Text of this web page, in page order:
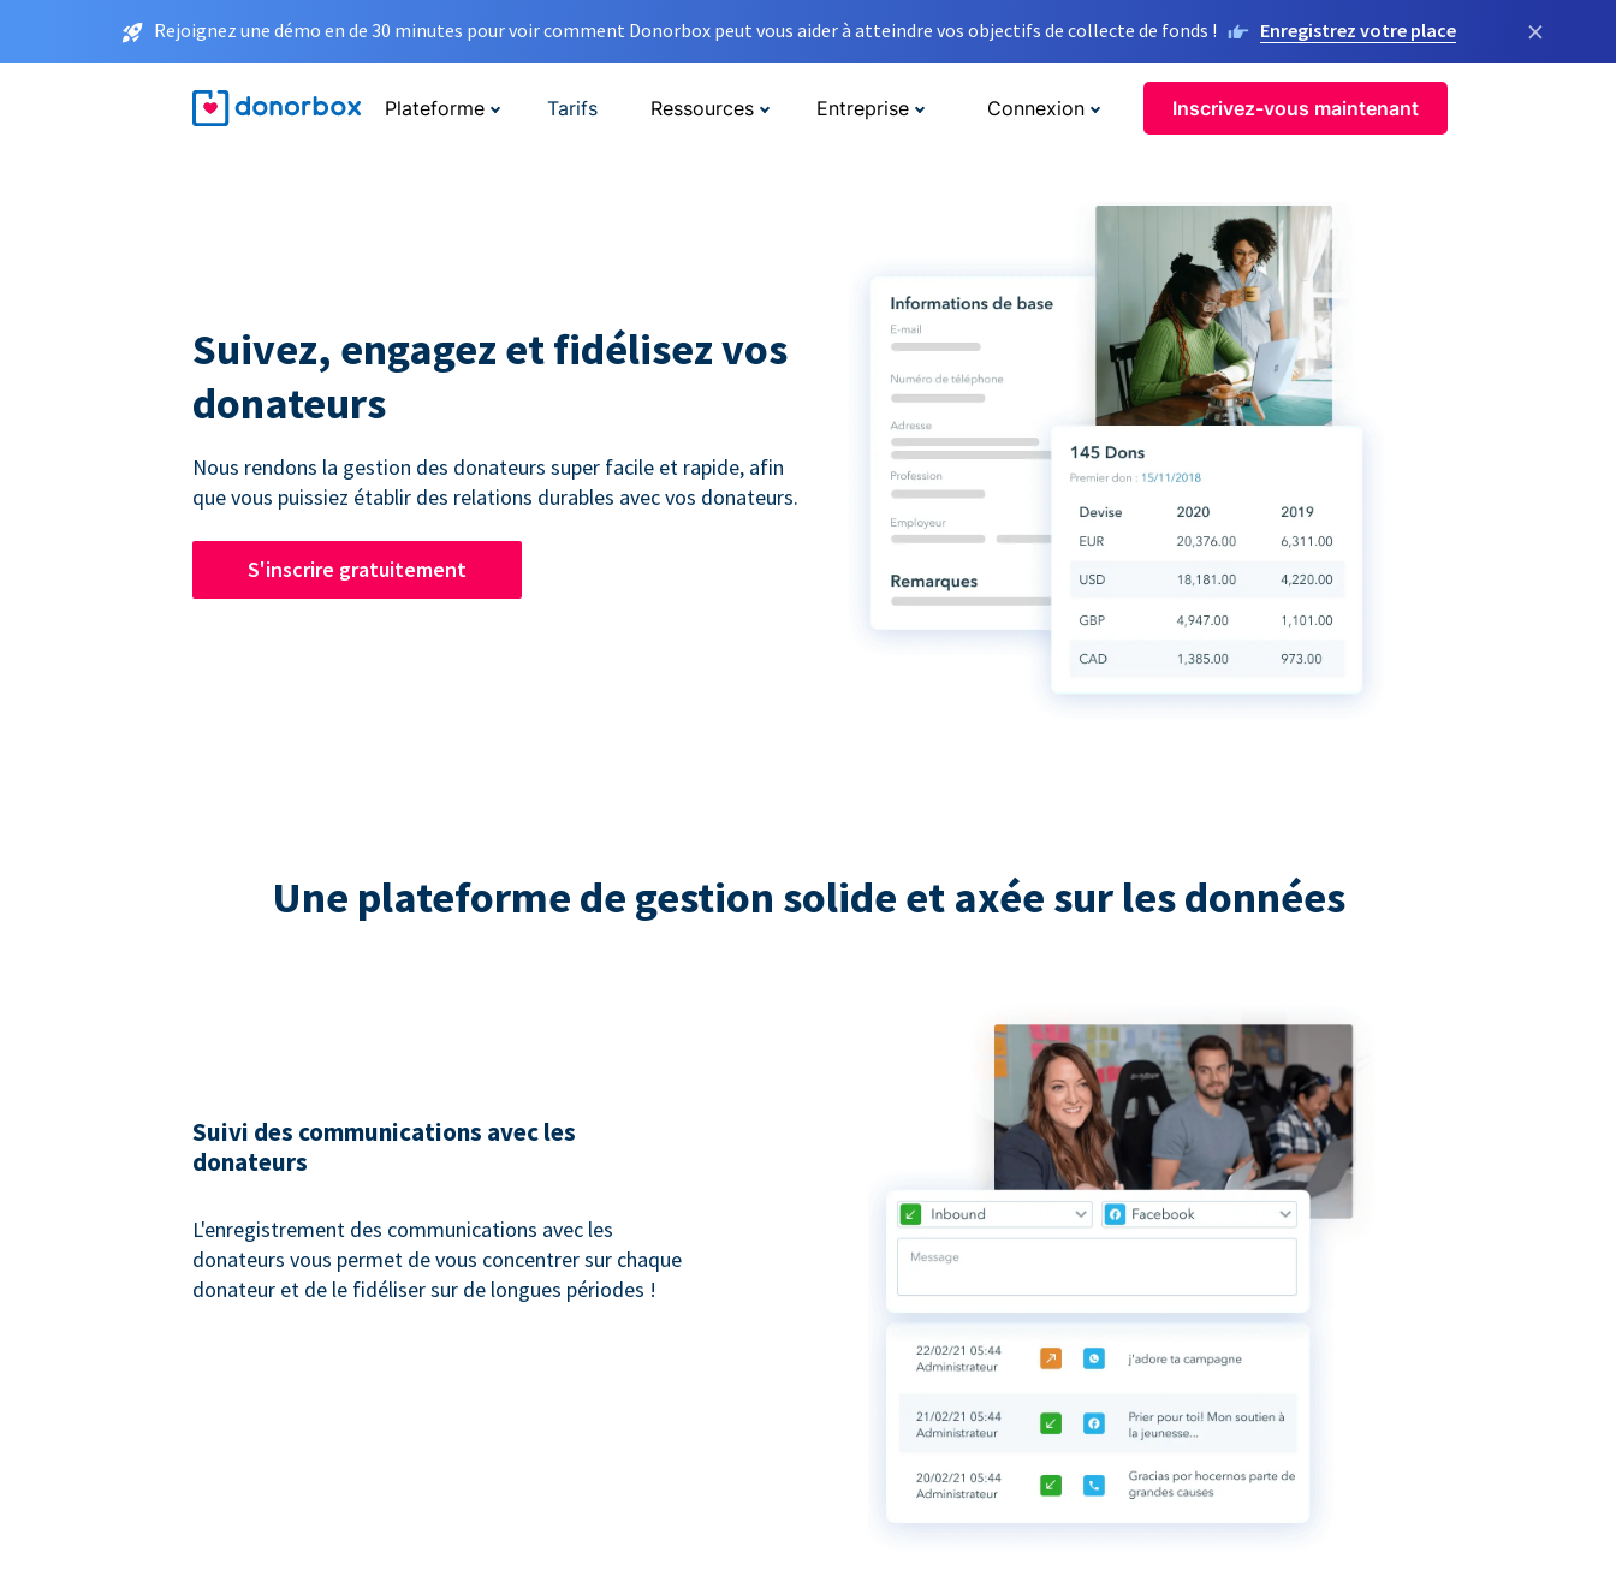
Rejoignez une démo en de 30 minutes pour voir comment Donorbox peut vous aider à atteindre vos objectifs de collecte de fonds ! Enregistrez votre place ×
Plateforme Tarifs Ressources Entreprise Connexion Inscrivez-vous maintenant
Suivez, engagez et fidélisez vos
donateurs
Nous rendons la gestion des donateurs super facile et rapide, afin
que vous puissiez établir des relations durables avec vos donateurs.
S'inscrire gratuitement
Une plateforme de gestion solide et axée sur les données
Suivi des communications avec les
donateurs
L'enregistrement des communications avec les
donateurs vous permet de vous concentrer sur chaque
donateur et de le fidéliser sur de longues périodes !